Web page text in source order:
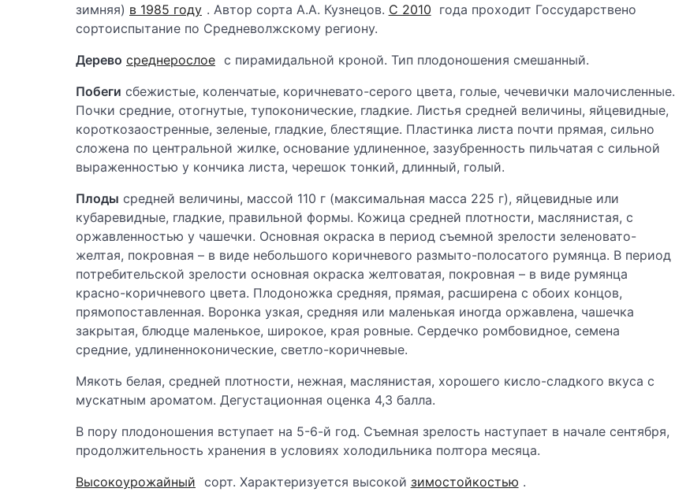
зимняя) в 1985 году . Автор сорта А.А. Кузнецов. С 2010 года проходит Госсударствено
сортоиспытание по Средневолжскому региону.
Дерево среднерослое с пирамидальной кроной. Тип плодоношения смешанный.
Побеги сбежистые, коленчатые, коричневато-серого цвета, голые, чечевички малочисленные.
Почки средние, отогнутые, тупоконические, гладкие. Листья средней величины, яйцевидные,
короткозаостренные, зеленые, гладкие, блестящие. Пластинка листа почти прямая, сильно
сложена по центральной жилке, основание удлиненное, зазубренность пильчатая с сильной
выраженностью у кончика листа, черешок тонкий, длинный, голый.
Плоды средней величины, массой 110 г (максимальная масса 225 г), яйцевидные или
кубаревидные, гладкие, правильной формы. Кожица средней плотности, маслянистая, с
оржавленностью у чашечки. Основная окраска в период съемной зрелости зеленовато-
желтая, покровная – в виде небольшого коричневого размыто-полосатого румянца. В период
потребительской зрелости основная окраска желтоватая, покровная – в виде румянца
красно-коричневого цвета. Плодоножка средняя, прямая, расширена с обоих концов,
прямопоставленная. Воронка узкая, средняя или маленькая иногда оржавлена, чашечка
закрытая, блюдце маленькое, широкое, края ровные. Сердечко ромбовидное, семена
средние, удлиненноконические, светло-коричневые.
Мякоть белая, средней плотности, нежная, маслянистая, хорошего кисло-сладкого вкуса с
мускатным ароматом. Дегустационная оценка 4,3 балла.
В пору плодоношения вступает на 5-6-й год. Съемная зрелость наступает в начале сентября,
продолжительность хранения в условиях холодильника полтора месяца.
Высокоурожайный сорт. Характеризуется высокой зимостойкостью .